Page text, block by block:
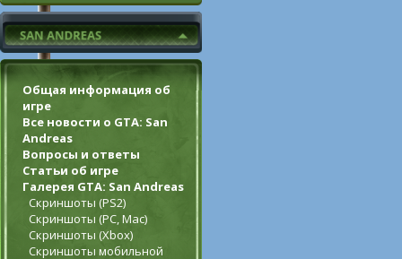
Общая информация об
игре
Все новости о GTA: San
Andreas
Вопросы и ответы
Статьи об игре
Галерея GTA: San Andreas
Скриншоты (PS2)
Скриншоты (PC, Mac)
Скриншоты (Xbox)
Скриншоты мобильной